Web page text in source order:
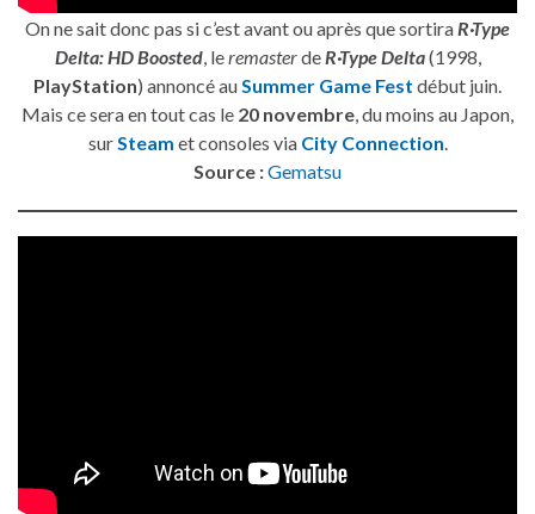
On ne sait donc pas si c’est avant ou après que sortira R·Type
Delta: HD Boosted, leremasterde R·Type Delta(1998,
PlayStation) annoncé au Summer Game Fest début juin.
Mais ce sera en tout cas le 20 novembre , du moins au Japon,
sur Steam et consoles via City Connection
Source :Gematsu